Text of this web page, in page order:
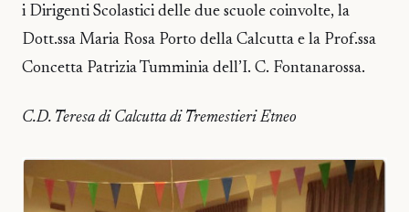
i Dirigenti Scolastici delle due scuole coinvolte, la
Dott.ssa Maria Rosa Porto della Calcutta e la Prof.ssa
Concetta Patrizia Tumminia dell’I. C. Fontanarossa.
C.D. Teresa di Calcutta di Tremestieri Etneo